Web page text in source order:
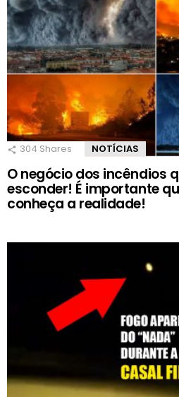
304 Shares NOTÍCIAS
O negócio dos incêndios
esconder! É importante
conheça a realidade!